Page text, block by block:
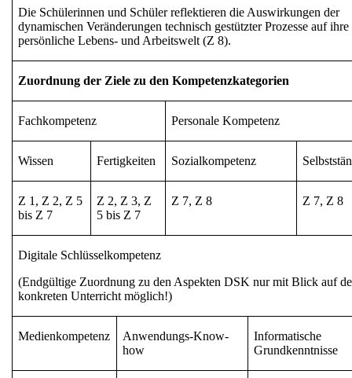
Die Schülerinnen und Schüler reflektieren die Auswirkungen der
dynamischen Veränderungen technisch gestützter Prozesse auf ihre
persönliche Lebens- und Arbeitswelt (Z 8).
Zuordnung der Ziele zu den Kompetenzkategorien
Fachkompetenz Personale Kompetenz
Wissen Fertigkeiten Sozialkompetenz
Z 1, Z 2, Z 5
bis Z 7
Z 2, Z 3, Z
5 bis Z 7
Z 7, Z 8 Z 7, Z 8
Digitale Schlüsselkompetenz
(Endgültige Zuordnung zu den Aspekten DSK nur mit Blick auf
konkreten Unterricht möglich!)
Medienkompetenz
Anwendungs-Know-
how
Informatische
Grundkenntnisse